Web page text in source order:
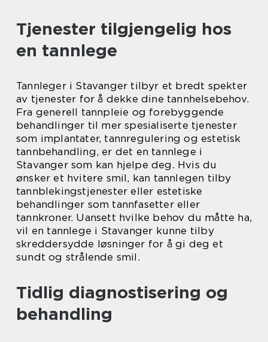
Tjenester tilgjengelig hos
en tannlege
Tannleger i Stavanger tilbyr et bredt spekter
av tjenester for å dekke dine tannhelsebehov.
Fra generell tannpleie og forebyggende
behandlinger til mer spesialiserte tjenester
som implantater, tannregulering og estetisk
tannbehandling, er det en tannlege i
Stavanger som kan hjelpe deg. Hvis du
ønsker et hvitere smil, kan tannlegen tilby
tannblekingstjenester eller estetiske
behandlinger som tannfasetter eller
tannkroner. Uansett hvilke behov du måtte ha,
vil en tannlege i Stavanger kunne tilby
skreddersydde løsninger for å gi deg et
sundt og strålende smil.
Tidlig diagnostisering og
behandling